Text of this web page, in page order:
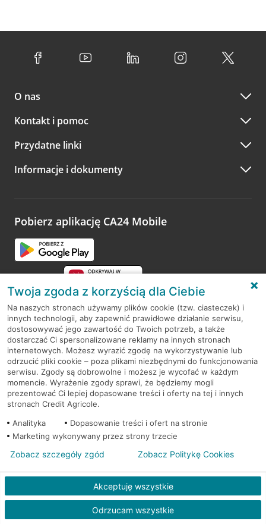
O nas
Kontakt i pomoc
Przydatne linki
Informacje i dokumenty
Pobierz aplikację CA24 Mobile
RODO
Regulamin serwisu
Mapa serwisu
PolitykaCookies
© 2026 Credit Agricole Bank Polska S.A. Wszelkie prawa zastrzeżone
Twoja zgoda z korzyścią dla Ciebie
Na naszych stronach używamy plików cookie (tzw. ciasteczek) i
innych technologii, aby zapewnić prawidłowe działanie serwisu,
dostosowywać jego zawartość do Twoich potrzeb, a także
dostarczać Ci spersonalizowane reklamy na innych stronach
internetowych. Możesz wyrazić zgodę na wykorzystywanie lub
odrzucić pliki cookie – poza plikami niezbędnymi do funkcjonowania
serwisu. Zgody są dobrowolne i możesz je wycofać w każdym
momencie. Wyrażenie zgody sprawi, że będziemy mogli
prezentować Ci lepiej dopasowane treści i oferty na tej i innych
stronach Credit Agricole.
Analityka
Dopasowanie treści i ofert na stronie
Marketing wykonywany przez strony trzecie
Akceptuję wszystkie
Odrzucam wszystkie
Zobacz szczegóły zgód Zobacz Politykę Cookies